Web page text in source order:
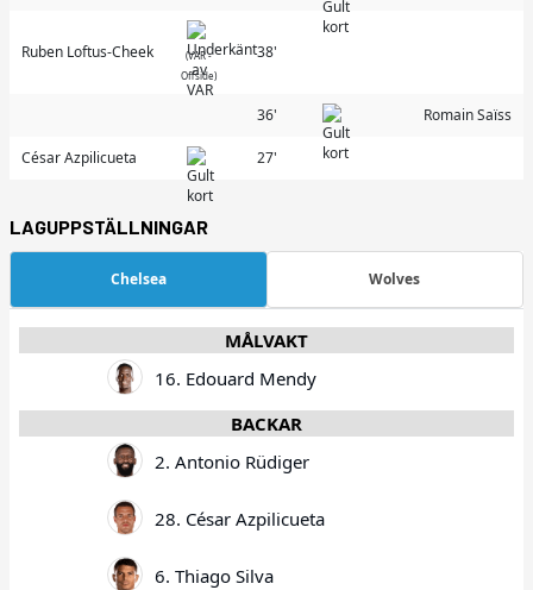
Ruben Loftus-Cheek
(VAR -
Offside)
38'
36' Romain Saïss
César Azpilicueta 27'
LAGUPPSTÄLLNINGAR
Chelsea Wolves
MÅLVAKT
16. Edouard Mendy
BACKAR
2. Antonio Rüdiger
28. César Azpilicueta
6. Thiago Silva